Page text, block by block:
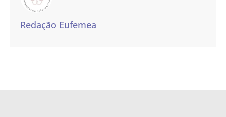
Redação Eufemea